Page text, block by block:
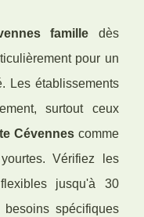
famille dès
pour un
Les établissements
surtout ceux
Cévennescomme
Vérifiez les
jusqu'à 30
spécifiques